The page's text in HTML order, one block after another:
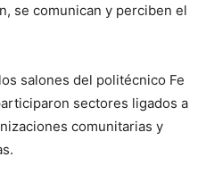
se comunican y perciben el
salones del politécnico Fe
sectores ligados a
comunitarias y